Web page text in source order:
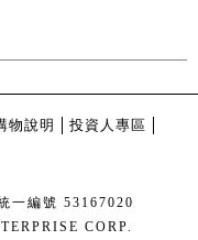
物說明
投資人專區
一編號 53167020
CORP.